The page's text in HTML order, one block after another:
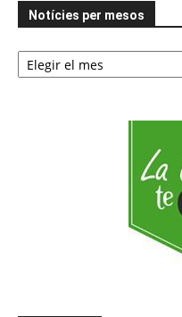
Notícies per mesos
Notícies
per